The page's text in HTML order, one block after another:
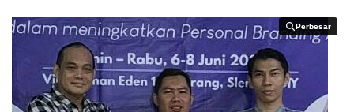
Perbesar
Perbesar